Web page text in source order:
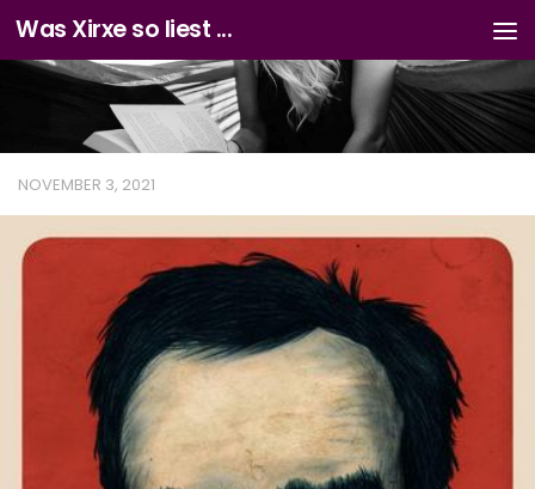
Zum Inhalt springen
Was Xirxe so liest ...
NOVEMBER 3, 2021